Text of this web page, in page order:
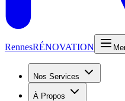
RennesRÉNOVATION
Nos Services
À Propos